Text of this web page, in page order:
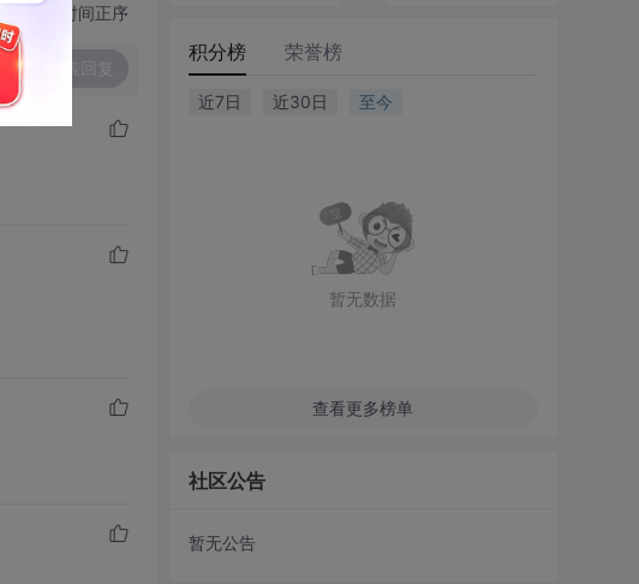
切换为时间正序
积分榜 荣誉榜
近7日 近30日 至今
暂无数据
查看更多榜单
社区公告
暂无公告